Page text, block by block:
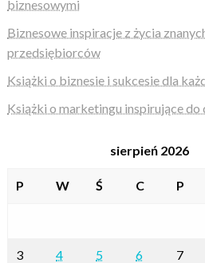
biznesowymi
Biznesowe inspiracje z życia
przedsiębiorców
Książki o biznesie i sukcesie dla
Książki o marketingu inspirujące do
sierpień 2026
P W Ś C P
3 4 5 6 7